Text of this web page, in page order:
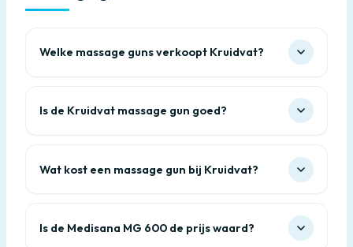
Welke massage guns verkoopt Kruidvat?
Is de Kruidvat massage gun goed?
Wat kost een massage gun bij Kruidvat?
Is de Medisana MG 600 de prijs waard?